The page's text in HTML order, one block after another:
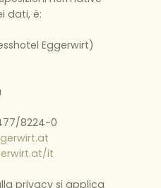
dati, è:
Eggerwirt)
8224-0
it
privacy si applica